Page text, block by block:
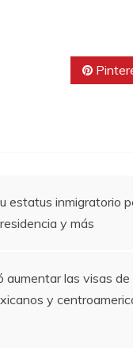
estatus inmigratorio
y más
aumentar las visas
y